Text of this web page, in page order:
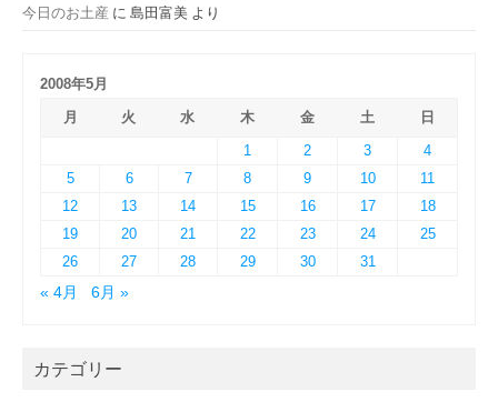
今日のお土産 に 島田富美 より
2008年5月
月
火 水 木 金 土
日
1
2 3
4
5
6 7 8 9 10
11
12
13 14 15 16 17
18
19
20 21 22 23 24
25
26
27 28 29 30
31
« 4月
6月 »
カテゴリー